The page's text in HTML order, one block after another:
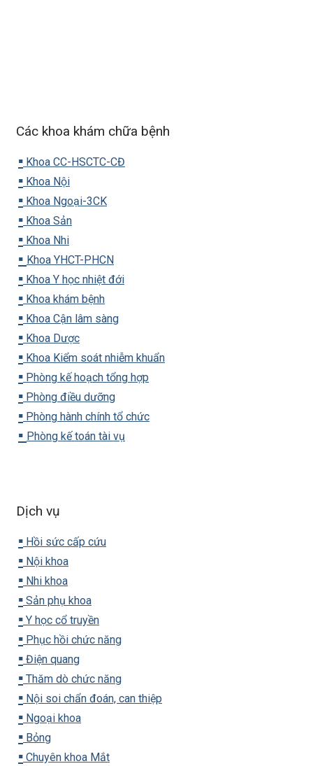
Các khoa khám chữa bệnh
▪️ Khoa CC-HSCTC-CĐ
▪️ Khoa Nội
▪️ Khoa Ngoại-3CK
▪️ Khoa Sản
▪️ Khoa Nhi
▪️ Khoa YHCT-PHCN
▪️ Khoa Y học nhiệt đới
▪️ Khoa khám bệnh
▪️ Khoa Cận lâm sàng
▪️ Khoa Dược
▪️ Khoa Kiểm soát nhiễm khuẩn
▪️ Phòng kế hoạch tổng hợp
▪️ Phòng điều dưỡng
▪️ Phòng hành chính tổ chức
▪️ Phòng kế toán tài vụ
Dịch vụ
▪️ Hồi sức cấp cứu
▪️ Nội khoa
▪️ Nhi khoa
▪️ Sản phụ khoa
▪️ Y học cổ truyền
▪️ Phục hồi chức năng
▪️ Điện quang
▪️ Thăm dò chức năng
▪️ Nội soi chẩn đoán, can thiệp
▪️ Ngoại khoa
▪️ Bỏng
▪️ Chuyên khoa Mắt